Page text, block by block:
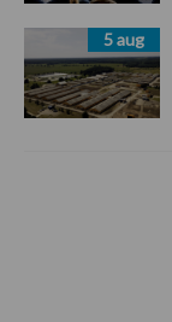
5 aug